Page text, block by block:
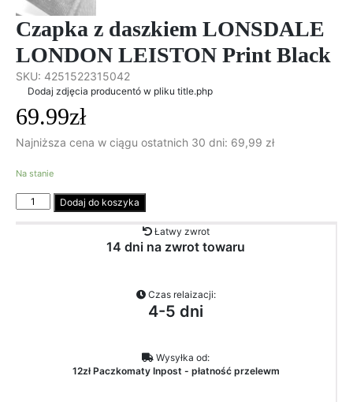
Czapka z daszkiem LONSDALE
LONDON LEISTON Print Black
SKU: 4251522315042
Dodaj zdjęcia producentó w pliku title.php
69.99zł
Najniższa cena w ciągu ostatnich 30 dni: 69,99 zł
Na stanie
Ilość Dodaj do koszyka
Łatwy zwrot
14 dni na zwrot towaru
Czas relaizacji:
4-5 dni
Wysyłka od:
12zł Paczkomaty Inpost - płatność przelewm